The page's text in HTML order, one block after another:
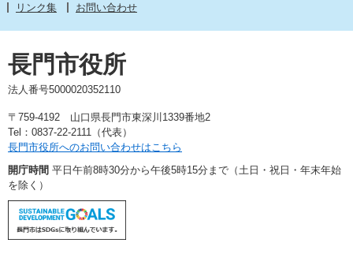
リンク集
お問い合わせ
長門市役所
法人番号5000020352110
〒759-4192 山口県長門市東深川1339番地2
Tel：0837-22-2111（代表）
長門市役所へのお問い合わせはこちら
開庁時間 平日午前8時30分から午後5時15分まで（土日・祝日・年末年始
を除く）